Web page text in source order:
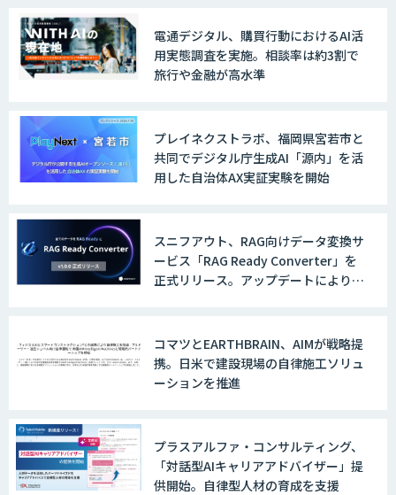
電通デジタル、購買行動におけるAI活
用実態調査を実施。相談率は約3割で
旅行や金融が高水準
プレイネクストラボ、福岡県宮若市と
共同でデジタル庁生成AI「源内」を活
用した自治体AX実証実験を開始
スニフアウト、RAG向けデータ変換サ
ービス「RAG Ready Converter」を
正式リリース。アップデートにより変
コマツとEARTHBRAIN、AIMが戦略提
携。日米で建設現場の自律施工ソリュ
ーションを推進
プラスアルファ・コンサルティング、
「対話型AIキャリアアドバイザー」提
供開始。自律型人材の育成を支援